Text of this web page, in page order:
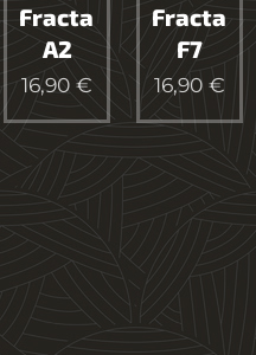
Fractal
A2
16,90 €
Fractal
F7
16,90 €